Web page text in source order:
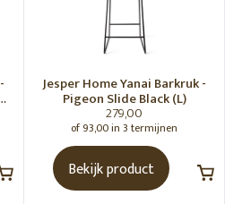
Jesper Home Yanai Barkruk -
Pigeon Slide Black (L)
279,00
of 93,00 in 3 termijnen
Bekijk product